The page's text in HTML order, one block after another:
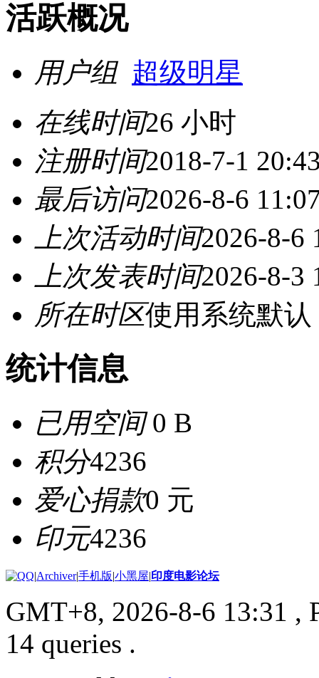
活跃概况
用户组 超级明星
在线时间26 小时
注册时间2018-7-1
最后访问2026-8-6
上次活动时间2026-8-6
上次发表时间2026-8-3
所在时区使用系统默认
统计信息
已用空间0 B
积分4236
爱心捐款0 元
印元4236
|Archiver|手机版|小黑屋|印度电影论坛
GMT+8, 2026-8-6 13:31 ,
14 queries .